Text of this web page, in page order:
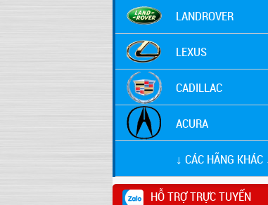
LANDROVER
LEXUS
CADILLAC
ACURA
↓ CÁC HÃNG KHÁC
HỖ TRỢ TRỰC TUYẾN